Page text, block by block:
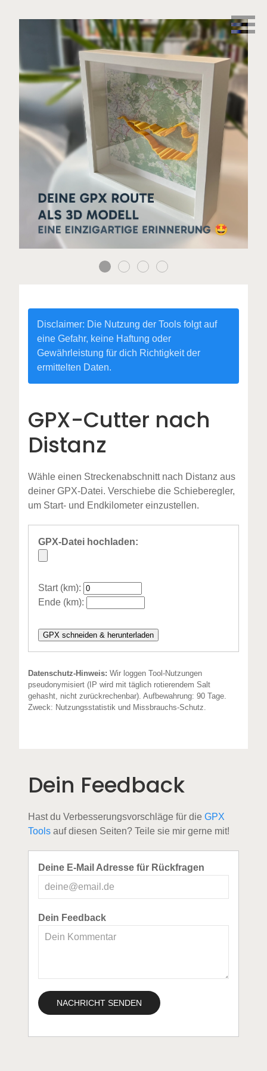
Disclaimer: Die Nutzung der Tools folgt auf
eine Gefahr, keine Haftung oder
Gewährleistung für dich Richtigkeit der
ermittelten Daten.
GPX-Cutter nach
Distanz
Wähle einen Streckenabschnitt nach Distanz aus
deiner GPX-Datei. Verschiebe die Schieberegler,
um Start- und Endkilometer einzustellen.
GPX-Datei hochladen:
Start (km):
Ende (km):
GPX schneiden & herunterladen
Datenschutz-Hinweis: Wir loggen Tool-Nutzungen
pseudonymisiert (IP wird mit täglich rotierendem Salt
gehasht, nicht zurückrechenbar). Aufbewahrung: 90 Tage.
Zweck: Nutzungsstatistik und Missbrauchs-Schutz.
Dein Feedback
Hast du Verbesserungsvorschläge für die GPX
Tools auf diesen Seiten? Teile sie mir gerne mit!
Deine E-Mail Adresse für Rückfragen
Dein Feedback
NACHRICHT SENDEN